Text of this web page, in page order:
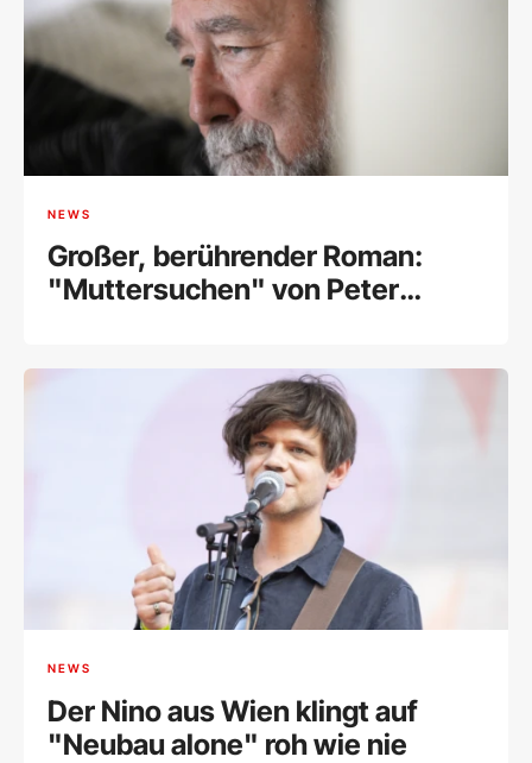
NEWS
Großer, berührender Roman:
"Muttersuchen" von Peter
NEWS
Der Nino aus Wien klingt auf
"Neubau alone" roh wie nie